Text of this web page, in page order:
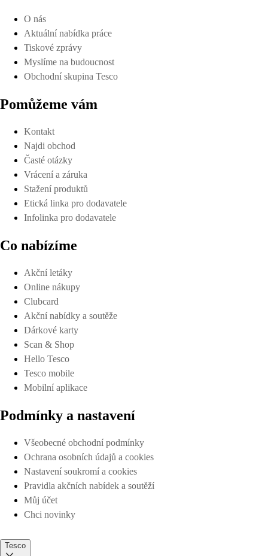
O nás
Aktuální nabídka práce
Tiskové zprávy
Myslíme na budoucnost
Obchodní skupina Tesco
Pomůžeme vám
Kontakt
Najdi obchod
Časté otázky
Vrácení a záruka
Stažení produktů
Etická linka pro dodavatele
Infolinka pro dodavatele
Co nabízíme
Akční letáky
Online nákupy
Clubcard
Akční nabídky a soutěže
Dárkové karty
Scan & Shop
Hello Tesco
Tesco mobile
Mobilní aplikace
Podmínky a nastavení
Všeobecné obchodní podmínky
Ochrana osobních údajů a cookies
Nastavení soukromí a cookies
Pravidla akčních nabídek a soutěží
Můj účet
Chci novinky
Tesco